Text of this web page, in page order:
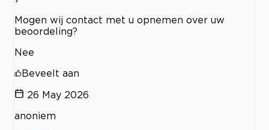
Mogen wij contact met u opnemen over uw
beoordeling?
Nee
Beveelt aan
26 May 2026
anoniem